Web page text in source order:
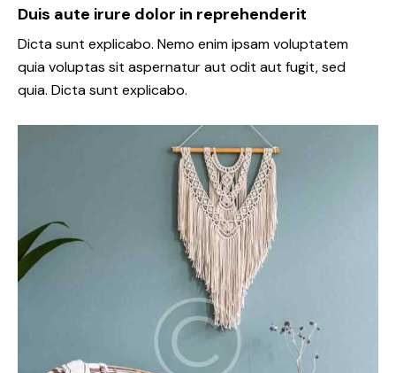
Duis aute irure dolor in reprehenderit
Dicta sunt explicabo. Nemo enim ipsam voluptatem
quia voluptas sit aspernatur aut odit aut fugit, sed
quia. Dicta sunt explicabo.